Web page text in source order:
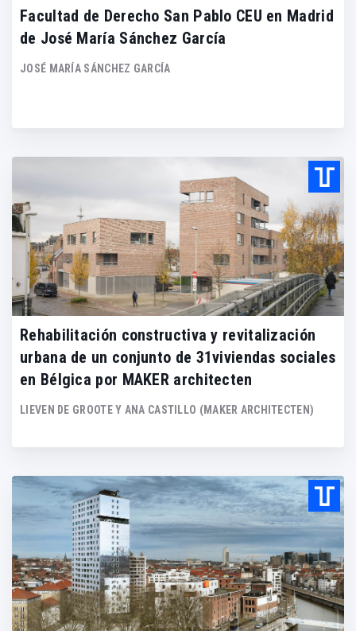
Facultad de Derecho San Pablo CEU en Madrid
de José María Sánchez García
JOSÉ MARÍA SÁNCHEZ GARCÍA
Rehabilitación constructiva y revitalización
urbana de un conjunto de 31viviendas sociales
en Bélgica por MAKER architecten
LIEVEN DE GROOTE Y ANA CASTILLO (MAKER ARCHITECTEN)